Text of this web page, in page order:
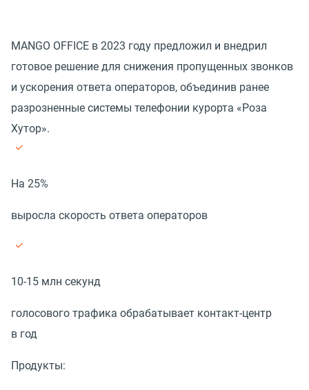
MANGO OFFICE в 2023 году предложил и внедрил
готовое решение для снижения пропущенных звонков
и ускорения ответа операторов, объединив ранее
разрозненные системы телефонии курорта «Роза
Хутор».
На 25%
выросла скорость ответа операторов
10-15 млн секунд
голосового трафика обрабатывает контакт-центр
в год
Продукты: